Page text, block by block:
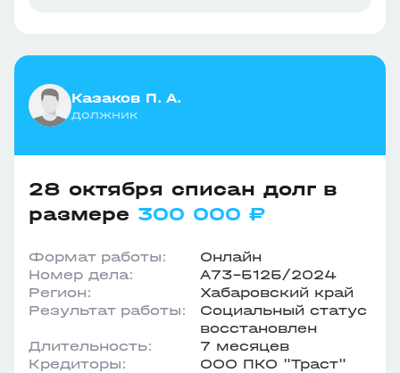
Казаков П. А.
должник
28 октября списан долг в
размере 300 000 ₽
Формат работы:
Онлайн
Номер дела:
А73-5125/2024
Регион:
Хабаровский край
Результат работы:
Социальный статус
восстановлен
Длительность:
7 месяцев
Кредиторы:
ООО ПКО "Траст"